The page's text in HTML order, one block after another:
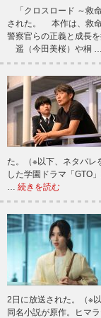
「クロスロード ～救
された。 本作は、救命
警察官らの正義と成長
遥（今田美桜）や桐 …
た。（※以下、ネタバ
した学園ドラマ「GTO
続きを読む
2日に放送された。（※
同名小説が原作。ヒマ